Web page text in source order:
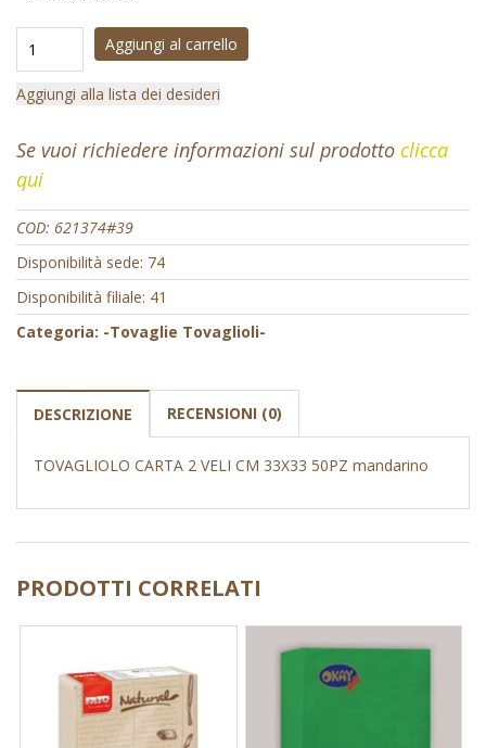
Aggiungi al carrello
Aggiungi alla lista dei desideri
Se vuoi richiedere informazioni sul prodotto clicca
qui
COD: 621374#39
Disponibilità sede: 74
Disponibilità filiale: 41
Categoria: -Tovaglie Tovaglioli-
DESCRIZIONE RECENSIONI (0)
TOVAGLIOLO CARTA 2 VELI CM 33X33 50PZ mandarino
PRODOTTI CORRELATI